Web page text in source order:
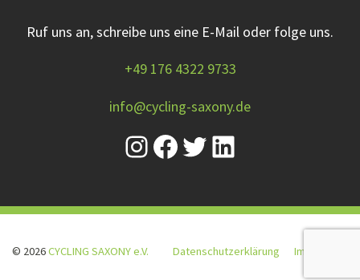
Ruf uns an, schreibe uns eine E-Mail oder folge uns.
+49 176 4322 9733
info@cycling-saxony.de
© 2026CYCLING SAXONY e.V. Datenschutzerklärung Impressum